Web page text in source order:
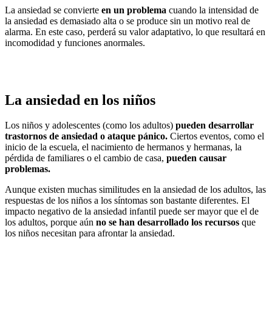
La ansiedad se convierte en un problema cuando la intensidad de
la ansiedad es demasiado alta o se produce sin un motivo real de
alarma. En este caso, perderá su valor adaptativo, lo que resultará en
incomodidad y funciones anormales.
La ansiedad en los niños
Los niños y adolescentes (como los adultos) pueden desarrollar
trastornos de ansiedad o ataque pánico. Ciertos eventos, como el
inicio de la escuela, el nacimiento de hermanos y hermanas, la
pérdida de familiares o el cambio de casa, pueden causar
problemas.
Aunque existen muchas similitudes en la ansiedad de los adultos, las
respuestas de los niños a los síntomas son bastante diferentes. El
impacto negativo de la ansiedad infantil puede ser mayor que el de
los adultos, porque aún no se han desarrollado los recursos que
los niños necesitan para afrontar la ansiedad.